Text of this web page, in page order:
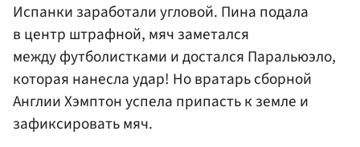
Испанки заработали угловой. Пина подала
в центр штрафной, мяч заметался
между футболистками и достался Паральюэло,
которая нанесла удар! Но вратарь сборной
Англии Хэмптон успела припасть к земле и
зафиксировать мяч.